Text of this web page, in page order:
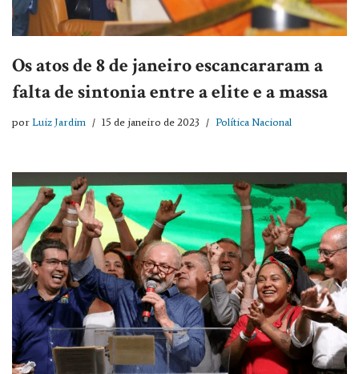
Os atos de 8 de janeiro escancararam a
falta de sintonia entre a elite e a massa
porLuiz Jardim 15 de janeiro de 2023 Política Nacional